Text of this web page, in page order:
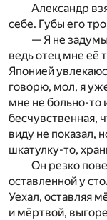
Александр
себе. Губы его
— Я не
ведь отец мне её
Японией
говорю, мол, я
мне не больно-то
бесчувственная,
виду не показал,
шкатулку-то,
Он резко
оставленной у
Уехал, оставляя
и мёртвой,